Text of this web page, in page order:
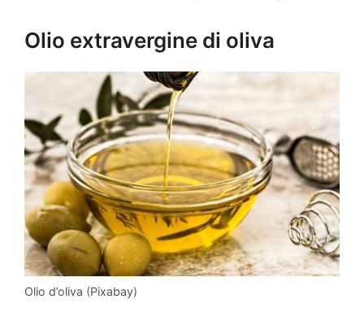
Olio extravergine di oliva
Olio d’oliva (Pixabay)